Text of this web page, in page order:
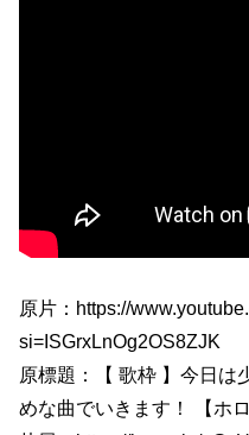
原片：https://
si=ISGrxLnOg2OS8ZJK
原標題：【 歌枠 】今日は
めな曲でいきます！ 【ホ